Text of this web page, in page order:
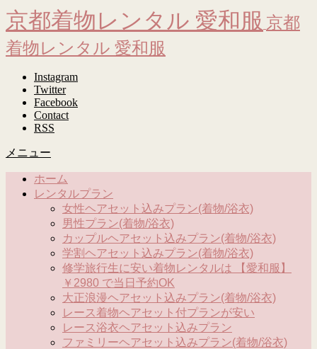
京都着物レンタル 愛和服 京都
着物レンタル 愛和服
Instagram
Twitter
Facebook
Contact
RSS
メニュー
ホーム
レンタルプラン
女性ヘアセット込みプラン(着物/浴衣)
男性プラン(着物/浴衣)
カップルヘアセット込みプラン(着物/浴衣)
学割ヘアセット込みプラン(着物/浴衣)
修学旅行生に安い着物レンタルは 【愛和服】
￥2980 で当日予約OK
大正浪漫ヘアセット込みプラン(着物/浴衣)
レース着物ヘアセット付プランが安い
レース浴衣ヘアセット込みプラン
ファミリーヘアセット込みプラン(着物/浴衣)